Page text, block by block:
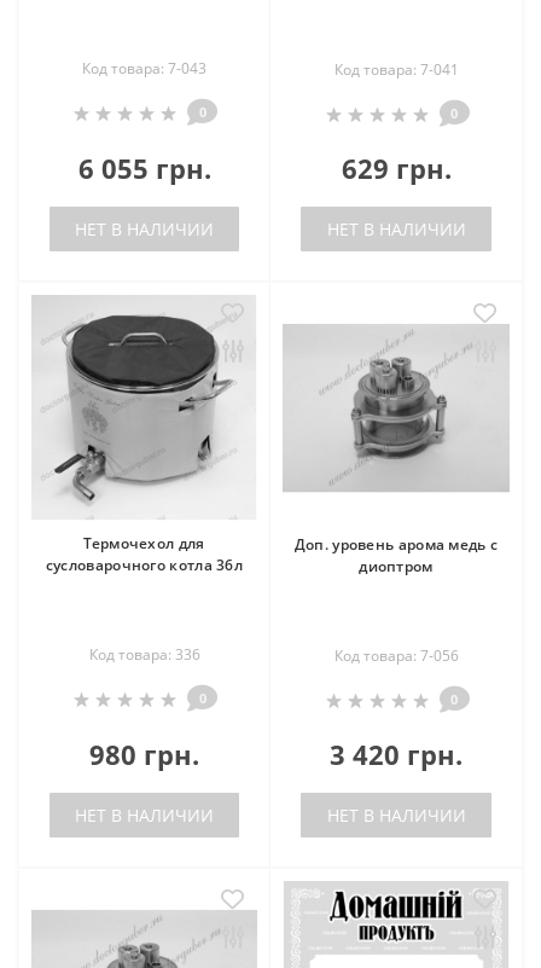
Код товара: 7-043
0
6 055 грн.
НЕТ В НАЛИЧИИ
Код товара: 7-041
0
629 грн.
НЕТ В НАЛИЧИИ
Термочехол для
сусловарочного котла 36л
Код товара: 336
0
980 грн.
НЕТ В НАЛИЧИИ
Доп. уровень арома медь с
диоптром
Код товара: 7-056
0
3 420 грн.
НЕТ В НАЛИЧИИ